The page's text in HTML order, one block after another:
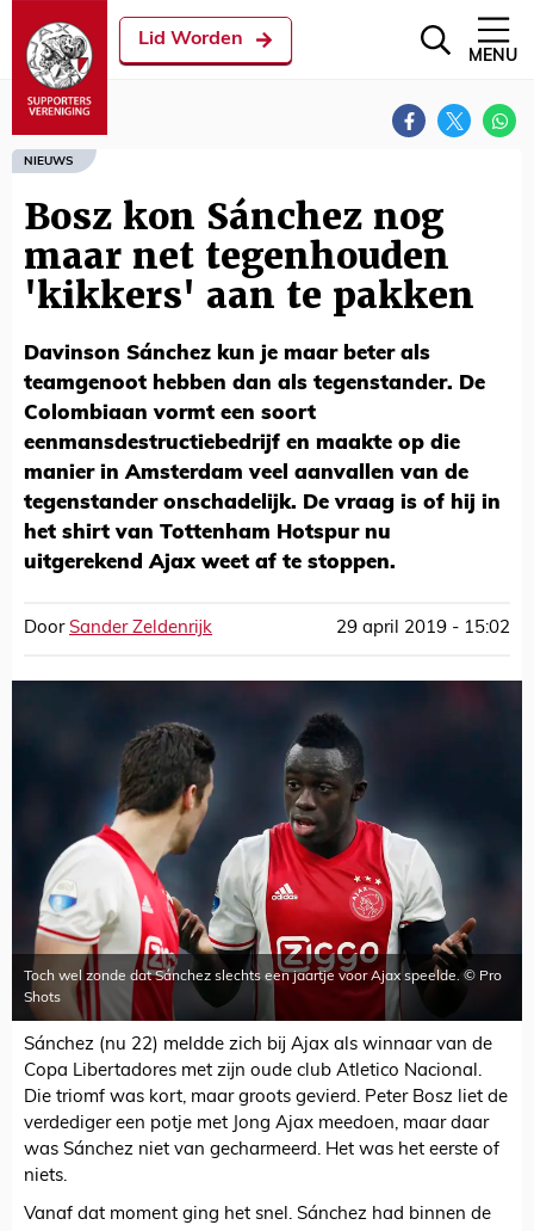
Lid Worden
MENU
NIEUWS
Bosz kon Sánchez nog
maar net tegenhouden
'kikkers' aan te pakken
Davinson Sánchez kun je maar beter als
teamgenoot hebben dan als tegenstander. De
Colombiaan vormt een soort
eenmansdestructiebedrijf en maakte op die
manier in Amsterdam veel aanvallen van de
tegenstander onschadelijk. De vraag is of hij in
het shirt van Tottenham Hotspur nu
uitgerekend Ajax weet af te stoppen.
Door Sander Zeldenrijk 29 april 2019 - 15:02
Toch wel zonde dat Sánchez slechts een jaartje voor Ajax speelde. © Pro
Shots
Sánchez (nu 22) meldde zich bij Ajax als winnaar van de
Copa Libertadores met zijn oude club Atletico Nacional.
Die triomf was kort, maar groots gevierd. Peter Bosz liet de
verdediger een potje met Jong Ajax meedoen, maar daar
was Sánchez niet van gecharmeerd. Het was het eerste of
niets.
Vanaf dat moment ging het snel. Sánchez had binnen de